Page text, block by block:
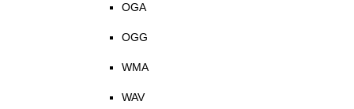
OGA
OGG
WMA
WAV